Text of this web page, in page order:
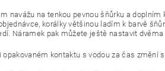
navážu na tenkou pevnou šňůrku a doplním
korálky většinou ladím k barvě
Náramek pak můžete ještě nastavit
kontaktu s vodou za čas změní